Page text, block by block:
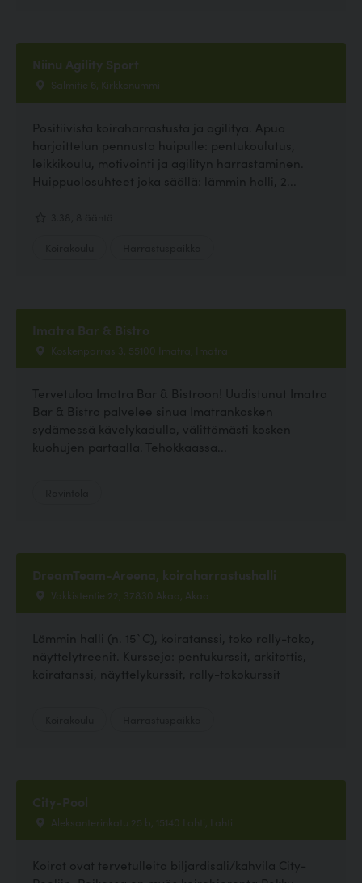
Niinu Agility Sport
Salmitie 6, Kirkkonummi
Positiivista koiraharrastusta ja agilitya. Apua
harjoittelun pennusta huipulle: pentukoulutus,
leikkikoulu, motivointi ja agilityn harrastaminen.
Huippuolosuhteet joka säällä: lämmin halli, 2...
Imatra Bar & Bistro
Koskenparras 3, 55100 Imatra, Imatra
Tervetuloa Imatra Bar & Bistroon! Uudistunut Imatra
Bar & Bistro palvelee sinua Imatrankosken
sydämessä kävelykadulla, välittömästi kosken
kuohujen partaalla. Tehokkaassa...
DreamTeam-Areena, koiraharrastushalli
Vakkistentie 22, 37830 Akaa, Akaa
Lämmin halli (n. 15`C), koiratanssi, toko rally-toko,
näyttelytreenit. Kursseja: pentukurssit, arkitottis,
koiratanssi, näyttelykurssit, rally-tokokurssit
City-Pool
Aleksanterinkatu 25 b, 15140 Lahti, Lahti
Koirat ovat tervetulleita biljardisali/kahvila City-